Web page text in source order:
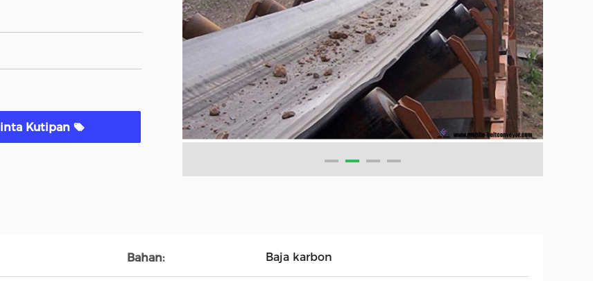
Kutipan
Bahan: Baja karbon